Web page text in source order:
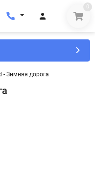
0
- Зимняя дорога